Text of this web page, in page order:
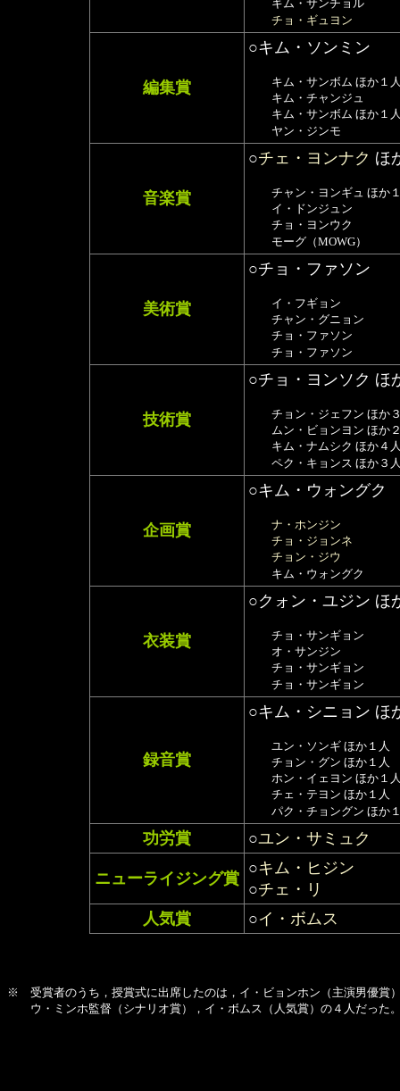
キム・サンチョル
チョ・ギュヨン
編集賞
○キム・ソンミン
キム・サンボム ほか１
キム・チャンジュ
キム・サンボム ほか１
ヤン・ジンモ
音楽賞
○チェ・ヨンナク ほ
チャン・ヨンギュ ほか
イ・ドンジュン
チョ・ヨンウク
モーグ（MOWG）
美術賞
○チョ・ファソン
イ・フギョン
チャン・グニョン
チョ・ファソン
チョ・ファソン
技術賞
○チョ・ヨンソク ほ
チョン・ジェフン ほか
ムン・ビョンヨン ほか
キム・ナムシク ほか４
ペク・キョンス ほか３
企画賞
○キム・ウォングク
ナ・ホンジン
チョ・ジョンネ
チョン・ジウ
キム・ウォングク
衣装賞
○クォン・ユジン ほ
チョ・サンギョン
オ・サンジン
チョ・サンギョン
チョ・サンギョン
録音賞
○キム・シニョン ほ
ユン・ソンギ ほか１人
チョン・グン ほか１人
ホン・イェヨン ほか１
チェ・テヨン ほか１人
パク・チョングン ほか
功労賞 ○ユン・サミュク
ニューライジング賞
○キム・ヒジン
○チェ・リ
人気賞
○イ・ボムス
※　受賞者のうち，授賞式に出席したのは，イ・ビョンホン（主演男優賞
ウ・ミンホ監督（シナリオ賞），イ・ボムス（人気賞）の４人だった